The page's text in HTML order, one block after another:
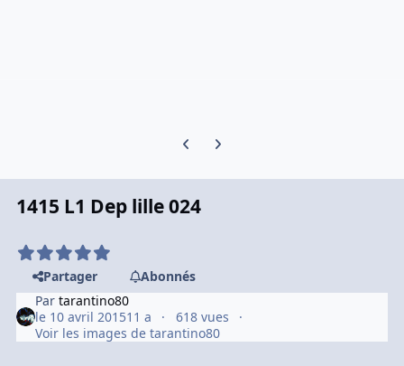
Previous carousel slide
Next carousel slide
1415 L1 Dep lille 024
Partager
Abonnés
Partarantino80
le 10 avril 201511 a
618 vues
Voir les images de tarantino80